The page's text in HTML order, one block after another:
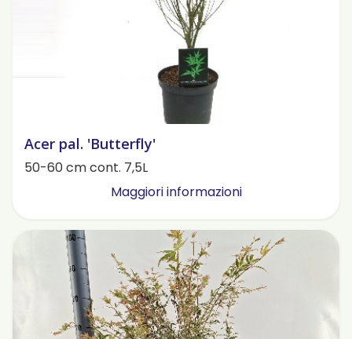
Acer pal. 'Butterfly'
50-60 cm cont. 7,5L
Maggiori informazioni